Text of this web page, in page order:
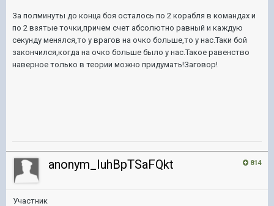
За полминуты до конца боя осталось по 2 корабля в командах и
по 2 взятые точки,причем счет абсолютно равный и каждую
секунду менялся,то у врагов на очко больше,то у нас.Таки бой
закончился,когда на очко больше было у нас.Такое равенство
наверное только в теории можно придумать!Заговор!
814
anonym_IuhBpTSaFQkt
Участник